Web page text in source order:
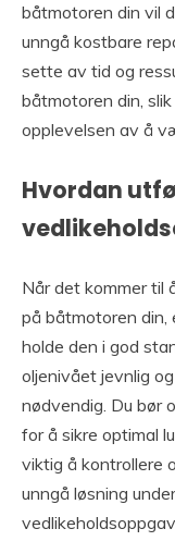
båtmotoren din vil
unngå kostbare
sette av tid og
båtmotoren din,
opplevelsen av å
Hvordan
Når det kommer til
på båtmotoren din,
holde den i god
oljenivået jevnlig
nødvendig. Du bør
for å sikre optimal
viktig å kontrollere
unngå løsning